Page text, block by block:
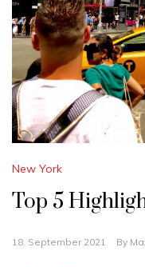
New York
Top 5
18. September 2021 By